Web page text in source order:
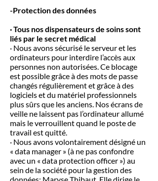
-Protection des données
· Tous nos dispensateurs de soins sont
liés par le secret médical
· Nous avons sécurisé le serveur et les
ordinateurs pour interdire l’accès aux
personnes non autorisées. Ce blocage
est possible grâce à des mots de passe
changés régulièrement et grâce à des
logiciels et du matériel professionnels
plus sûrs que les anciens. Nos écrans de
veille ne laissent pas l’ordinateur allumé
mais le verrouillent quand le poste de
travail est quitté.
· Nous avons volontairement désigné un
« data manager » (à ne pas confondre
avec un « data protection officer ») au
sein de la société pour la gestion des